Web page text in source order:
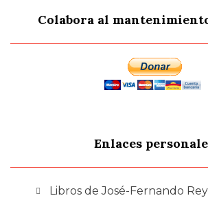
Colabora al
Enlaces
Libros de José-Fernando